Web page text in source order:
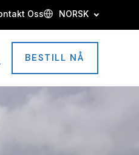
Oss NORSK
BESTILL NÅ